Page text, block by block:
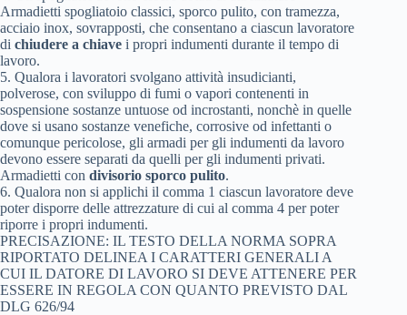
Armadietti spogliatoio classici, sporco pulito, con tramezza,
acciaio inox, sovrapposti, che consentano a ciascun lavoratore
di chiudere a chiave i propri indumenti durante il tempo di
lavoro.
5. Qualora i lavoratori svolgano attività insudicianti,
polverose, con sviluppo di fumi o vapori contenenti in
sospensione sostanze untuose od incrostanti, nonchè in quelle
dove si usano sostanze venefiche, corrosive od infettanti o
comunque pericolose, gli armadi per gli indumenti da lavoro
devono essere separati da quelli per gli indumenti privati.
Armadietti con divisorio sporco pulito.
6. Qualora non si applichi il comma 1 ciascun lavoratore deve
poter disporre delle attrezzature di cui al comma 4 per poter
riporre i propri indumenti.
PRECISAZIONE: IL TESTO DELLA NORMA SOPRA
RIPORTATO DELINEA I CARATTERI GENERALI A
CUI IL DATORE DI LAVORO SI DEVE ATTENERE PER
ESSERE IN REGOLA CON QUANTO PREVISTO DAL
DLG 626/94